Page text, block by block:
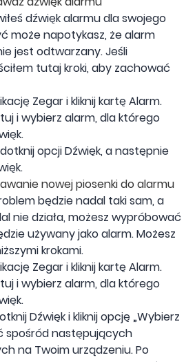
dźwięk alarmu dla swojego
może napotykasz, że alarm
jest odtwarzany. Jeśli
tutaj kroki, aby zachować
Zegar i kliknij kartę Alarm.
i wybierz alarm, dla którego
dotknij opcji Dźwięk, a następnie
nowej piosenki do alarmu
będzie nadal taki sam, a
nie działa, możesz wypróbować
używany jako alarm. Możesz
krokami.
Zegar i kliknij kartę Alarm.
i wybierz alarm, dla którego
Dźwięk i kliknij opcję „Wybierz
spośród następujących
na Twoim urządzeniu. Po